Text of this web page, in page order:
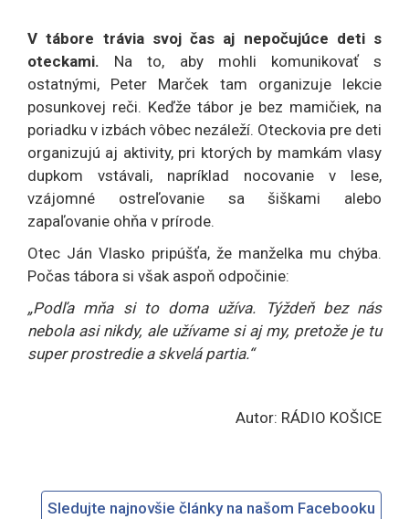
V tábore trávia svoj čas aj nepočujúce deti s
oteckami. Na to, aby mohli komunikovať s
ostatnými, Peter Marček tam organizuje lekcie
posunkovej reči. Keďže tábor je bez mamičiek, na
poriadku v izbách vôbec nezáleží. Oteckovia pre deti
organizujú aj aktivity, pri ktorých by mamkám vlasy
dupkom vstávali, napríklad nocovanie v lese,
vzájomné ostreľovanie sa šiškami alebo
zapaľovanie ohňa v prírode.
Otec Ján Vlasko pripúšťa, že manželka mu chýba.
Počas tábora si však aspoň odpočinie:
„Podľa mňa si to doma užíva. Týždeň bez nás
nebola asi nikdy, ale užívame si aj my, pretože je tu
super prostredie a skvelá partia.“
Autor: RÁDIO KOŠICE
Sledujte najnovšie články na našom Facebooku